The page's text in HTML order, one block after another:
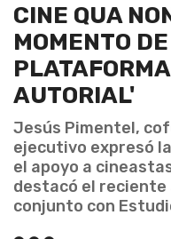
CINE QUA
MOMENTO
AUTORIAL'
Jesús Pimentel,
ejecutivo expresó
el apoyo a
destacó el reciente
conjunto con